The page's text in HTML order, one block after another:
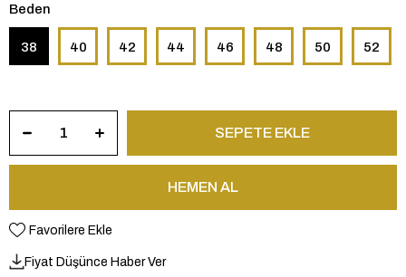
Beden
38 40 42 44 46 48 50 52
Favorilere Ekle
Fiyat Düşünce Haber Ver